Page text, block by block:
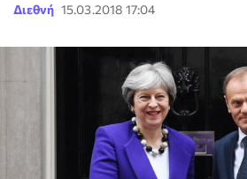
Διεθνή 15.03.2018 17:04